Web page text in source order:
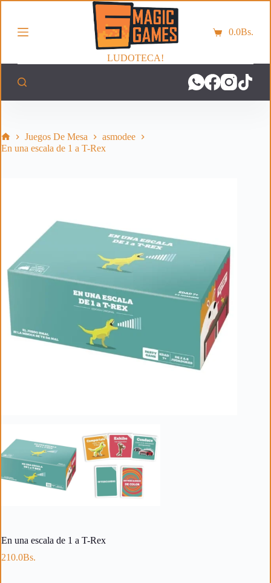
r
c
n
LUDOTECA!
Carro0.0Bs.
InicioJuegos De Mesa
asmodee
En una escala de 1 a T-Rex
En una escala de 1 a T-Rex
210.0Bs.